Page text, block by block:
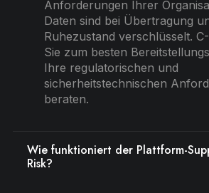
Anforderungen Ihrer
Daten sind bei Übertragung
Ruhezustand verschlüsselt.
Sie zum besten
Ihre regulatorischen und
sicherheitstechnischen
beraten.
Wie funktioniert der Plattform-
Risk?